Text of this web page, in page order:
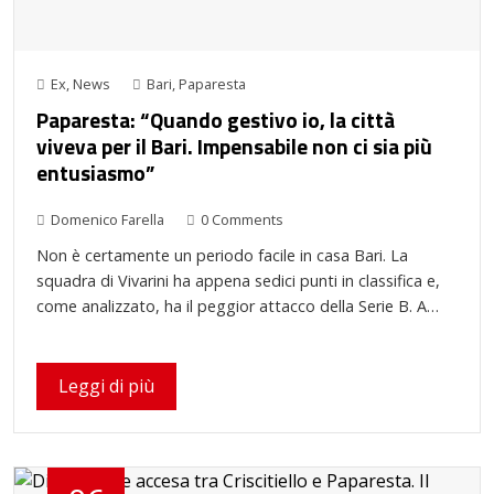
Ex, News Bari, Paparesta
Paparesta: “Quando gestivo io, la città
viveva per il Bari. Impensabile non ci sia più
entusiasmo”
Domenico Farella 0 Comments
Non è certamente un periodo facile in casa Bari. La
squadra di Vivarini ha appena sedici punti in classifica e,
come analizzato, ha il peggior attacco della Serie B. A…
Leggi di più